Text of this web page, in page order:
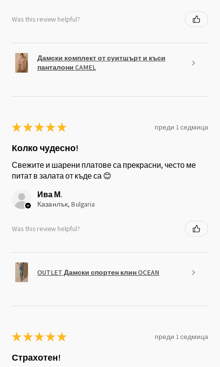
Was this review helpful?
Дамски комплект от суитшърт и къси
панталони CAMEL
★★★★★ преди 1 седмица
Колко чудесно!
Свежите и шарени платове са прекрасни, често ме
питат в залата от къде са 😊
Ива М.
Казанлък, Bulgaria
Was this review helpful?
OUTLET Дамски спортен клин OCEAN
★★★★★ преди 1 седмица
Страхотен!